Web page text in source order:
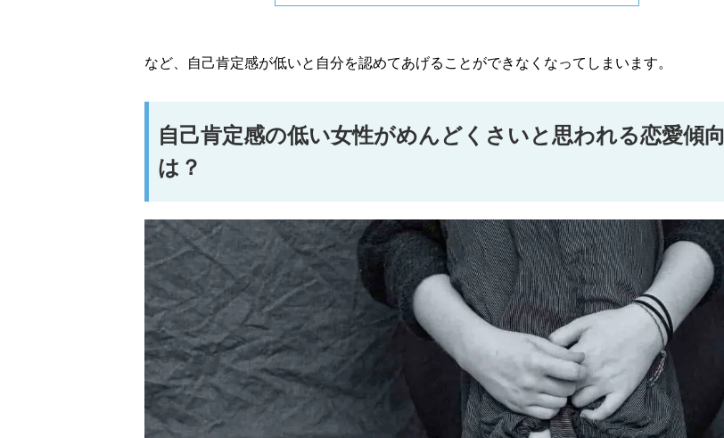
など、自己肯定感が低いと自分を認めてあげることができなくなってしまいます。
自己肯定感の低い女性がめんどくさいと思われる恋愛傾向
は？